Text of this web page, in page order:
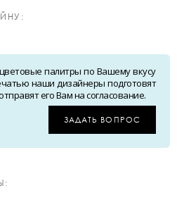
палитры по Вашему вкусу
наши дизайнеры подготовят
его Вам на согласование.
ЗАДАТЬ ВОПРОС